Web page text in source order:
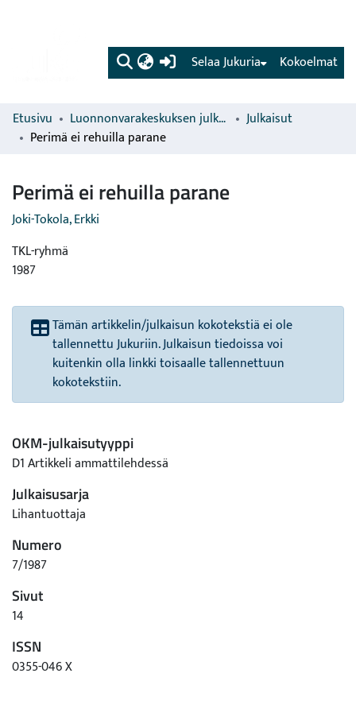
(current) Kokoelmat
Selaa Jukuria
Etusivu Luonnonvarakeskuksen julkaisut
Julkaisut
Perimä ei rehuilla parane
Perimä ei rehuilla parane
Joki-Tokola, Erkki
TKL-ryhmä
1987
Tämän artikkelin/julkaisun kokotekstiä ei ole
tallennettu Jukuriin. Julkaisun tiedoissa voi
kuitenkin olla linkki toisaalle tallennettuun
kokotekstiin.
OKM-julkaisutyyppi
D1 Artikkeli ammattilehdessä
Julkaisusarja
Lihantuottaja
Numero
7/1987
Sivut
14
ISSN
0355-046 X